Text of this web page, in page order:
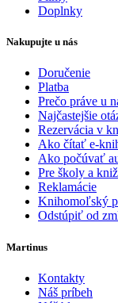
Doplnky
Nakupujte u nás
Doručenie
Platba
Prečo práve u
Najčastejšie
Rezervácia v
Ako čítať e-
Ako počúvať
Pre školy a
Reklamácie
Knihomoľský
Odstúpiť od
Martinus
Kontakty
Náš príbeh